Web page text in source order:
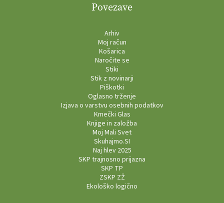
Povezave
Arhiv
Moj račun
Košarica
Naročite se
Stiki
Stik z novinarji
Piškotki
Oglasno trženje
Izjava o varstvu osebnih podatkov
Kmečki Glas
Knjige in založba
Moj Mali Svet
Skuhajmo.SI
Naj hlev 2025
SKP trajnosno prijazna
SKP TP
ZSKP ZŽ
Ekološko logično